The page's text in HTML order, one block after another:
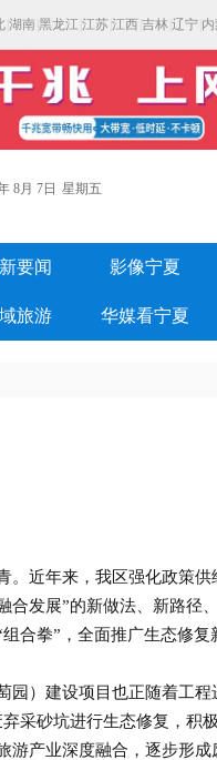
湖南 黑龙江 江苏 江西 吉林 辽宁
8月 7日 星期五
要闻 影像宁夏
旅游 华媒看宁夏
近年来，我区强化政策供
合发展”的新做法、新路径
合拳”，全面推广生态修复
）建设项目也正随着工程
采砂坑进行生态修复，积
游产业深度融合，逐步形成